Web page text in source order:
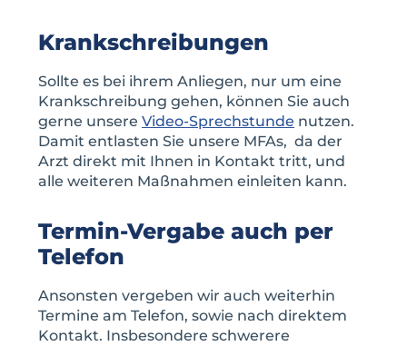
Krankschreibungen
Sollte es bei ihrem Anliegen, nur um eine
Krankschreibung gehen, können Sie auch
gerne unsere Video-Sprechstunde nutzen.
Damit entlasten Sie unsere MFAs, da der
Arzt direkt mit Ihnen in Kontakt tritt, und
alle weiteren Maßnahmen einleiten kann.
Termin-Vergabe auch per
Telefon
Ansonsten vergeben wir auch weiterhin
Termine am Telefon, sowie nach direktem
Kontakt. Insbesondere schwerere